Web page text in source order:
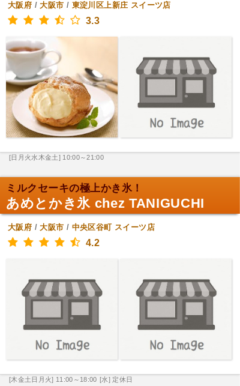
大阪府 /大阪市 / 東淀川区上新庄 スイーツ店
3.3
[日月火水木金土] 10:00～21:00
ミルクセーキの極上かき氷！
あめとかき氷 chez TANIGUCHI
大阪府 /大阪市 / 中央区谷町 スイーツ店
4.2
[木金土日月火] 11:00～18:00 [水] 定休日